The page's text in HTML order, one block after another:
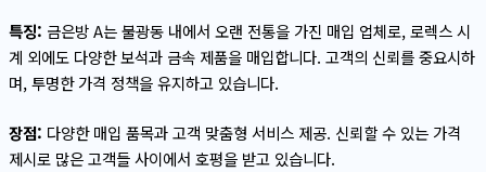
특징: 금은방 A는 불광동 내에서 오랜 전통을 가진 매입 업체로, 로렉스 시
계 외에도 다양한 보석과 금속 제품을 매입합니다. 고객의 신뢰를 중요시하
며, 투명한 가격 정책을 유지하고 있습니다.
장점: 다양한 매입 품목과 고객 맞춤형 서비스 제공. 신뢰할 수 있는 가격
제시로 많은 고객들 사이에서 호평을 받고 있습니다.